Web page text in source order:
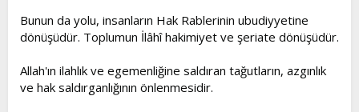
Bunun da yolu, insanların Hak Rablerinin ubudiyyetine
dönüşüdür. Toplumun İlâhî hakimiyet ve şeriate dönüşüdür.
Allah'ın ilahlık ve egemenliğine saldıran tağutların, azgınlık
ve hak saldırganlığının önlenmesidir.